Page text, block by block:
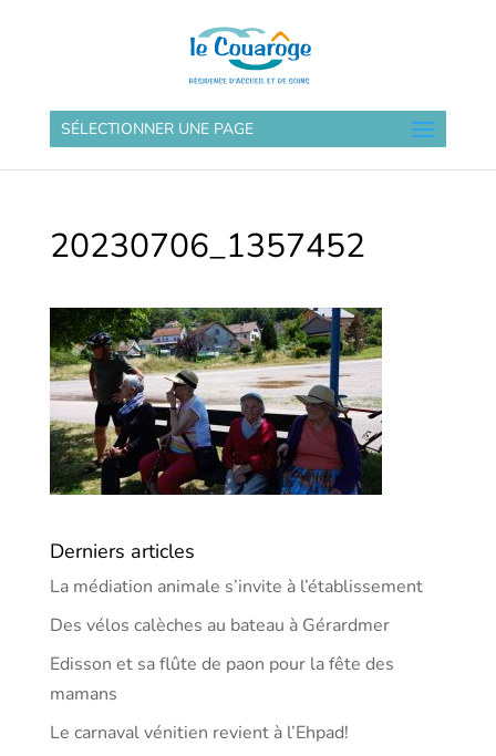
SÉLECTIONNER UNE PAGE
20230706_1357452
Derniers articles
La médiation animale s’invite à l’établissement
Des vélos calèches au bateau à Gérardmer
Edisson et sa flûte de paon pour la fête des
mamans
Le carnaval vénitien revient à l’Ehpad!